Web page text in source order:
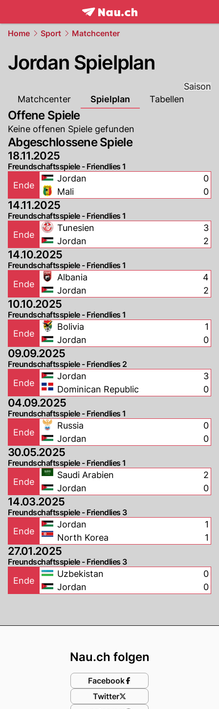
frontpage.NAU.ch
Home Sport Matchcenter
Jordan Spielplan
Saison
Matchcenter
Spielplan Tabellen
Offene Spiele
Keine offenen Spiele gefunden
Abgeschlossene Spiele
18.11.2025
Freundschaftsspiele - Friendlies 1
Ende
Jordan
Mali
0
0
14.11.2025
Freundschaftsspiele - Friendlies 1
Ende
Tunesien
Jordan
3
2
14.10.2025
Freundschaftsspiele - Friendlies 1
Ende
Albania
Jordan
4
2
10.10.2025
Freundschaftsspiele - Friendlies 1
Ende
Bolivia
Jordan
1
0
09.09.2025
Freundschaftsspiele - Friendlies 2
Ende
Jordan
Dominican Republic
3
0
04.09.2025
Freundschaftsspiele - Friendlies 1
Ende
Russia
Jordan
0
0
30.05.2025
Freundschaftsspiele - Friendlies 1
Ende
Saudi Arabien
Jordan
2
0
14.03.2025
Freundschaftsspiele - Friendlies 3
Ende
Jordan
North Korea
1
1
27.01.2025
Freundschaftsspiele - Friendlies 3
Ende
Uzbekistan
Jordan
0
0
Nau.ch folgen
Facebook
Twitter